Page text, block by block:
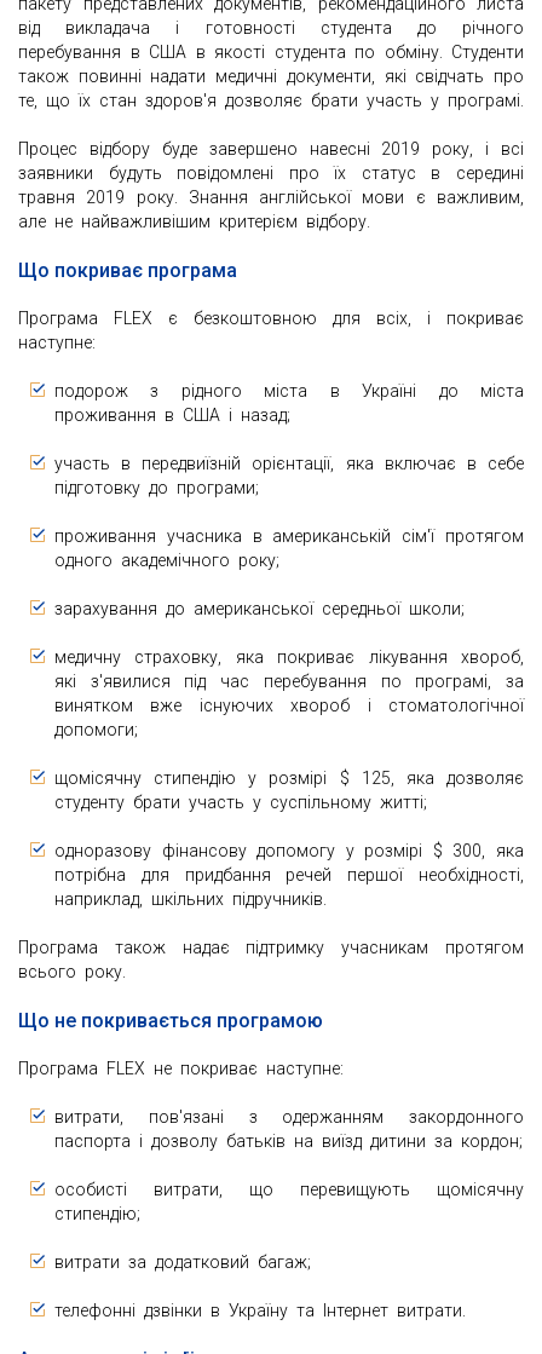
від викладача і готовності студента до річного
перебування в США в якості студента по обміну. Студенти
також повинні надати медичні документи, які свідчать про
те, що їх стан здоров'я дозволяє брати участь у програмі.
Процес відбору буде завершено навесні 2019 року, і всі
заявники будуть повідомлені про їх статус в середині
травня 2019 року. Знання англійської мови є важливим,
але не найважливішим критерієм відбору.
Що покриває програма
Програма FLEX є безкоштовною для всіх, і покриває
наступне:
подорож з рідного міста в Україні до міста
проживання в США і назад;
участь в передвиїзній орієнтації, яка включає в себе
підготовку до програми;
проживання учасника в американській сім'ї протягом
одного академічного року;
зарахування до американської середньої школи;
медичну страховку, яка покриває лікування хвороб,
які з'явилися під час перебування по програмі, за
винятком вже існуючих хвороб і стоматологічної
допомоги;
щомісячну стипендію у розмірі $ 125, яка дозволяє
студенту брати участь у суспільному житті;
одноразову фінансову допомогу у розмірі $ 300, яка
потрібна для придбання речей першої необхідності,
наприклад, шкільних підручників.
Програма також надає підтримку учасникам протягом
всього року.
Що не покривається програмою
Програма FLEX не покриває наступне:
витрати, пов'язані з одержанням закордонного
паспорта і дозволу батьків на виїзд дитини за кордон;
особисті витрати, що перевищують щомісячну
стипендію;
витрати за додатковий багаж;
телефонні дзвінки в Україну та Інтернет витрати.